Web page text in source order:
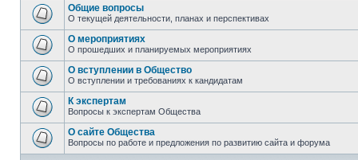
Общие вопросы
О текущей деятельности, планах и перспективах
О мероприятиях
О прошедших и планируемых мероприятиях
О вступлении в Общество
О вступлении и требованиях к кандидатам
К экспертам
Вопросы к экспертам Общества
О сайте Общества
Вопросы по работе и предложения по развитию сайта и форума